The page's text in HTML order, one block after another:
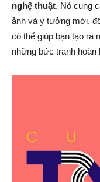
nghệ thuật. Nó cung
ảnh và ý tưởng mới,
có thể giúp bạn tạo ra
những bức tranh hoàn